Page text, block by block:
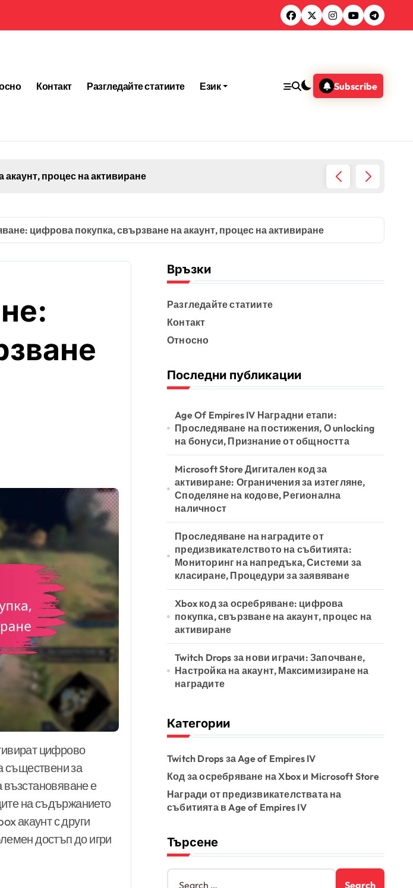
Контакт Разгледайте статиите Език Subscribe
Drops за нови играчи: Започване, Настройка на акаунт, Максимизиране на
цифрова покупка, свързване на акаунт, процес на активиране
съществени за
е
на съдържанието
акаунт с други
достъп до игри
Връзки
Разгледайте статиите
Контакт
Относно
Последни публикации
Age Of Empires IV Наградни етапи:
Проследяване на постижения, О unlocking
на бонуси, Признание от общността
Microsoft Store Дигитален код за
активиране: Ограничения за изтегляне,
Споделяне на кодове, Регионална
наличност
Проследяване на наградите от
предизвикателството на събитията:
Мониторинг на напредъка, Системи за
класиране, Процедури за заявяване
Xbox код за осребряване: цифрова
покупка, свързване на акаунт, процес на
активиране
Twitch Drops за нови играчи: Започване,
Настройка на акаунт, Максимизиране на
наградите
Категории
Twitch Drops за Age of Empires IV
Код за осребряване на Xbox и Microsoft Store
Награди от предизвикателствата на
събитията в Age of Empires IV
Търсене
S